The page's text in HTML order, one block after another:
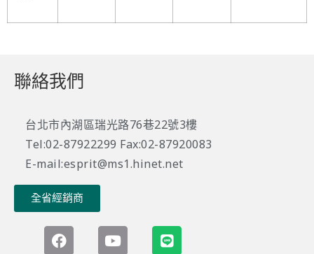
聯絡我們
台北市內湖區瑞光路76巷22號3樓
Tel:02-87922299 Fax:02-87920083
E-mail:esprit@ms1.hinet.net
全省經銷商